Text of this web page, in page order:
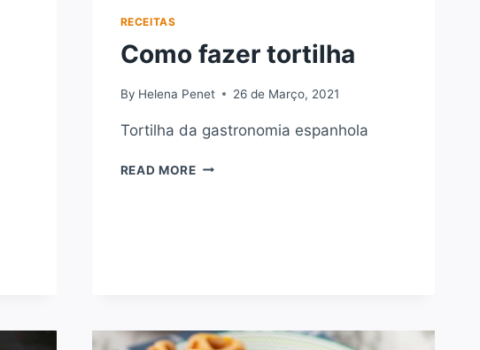
RECEITAS
Como fazer tortilha
By Helena Penet 26 de Março, 2021
Tortilha da gastronomia espanhola
READ MORECOMO